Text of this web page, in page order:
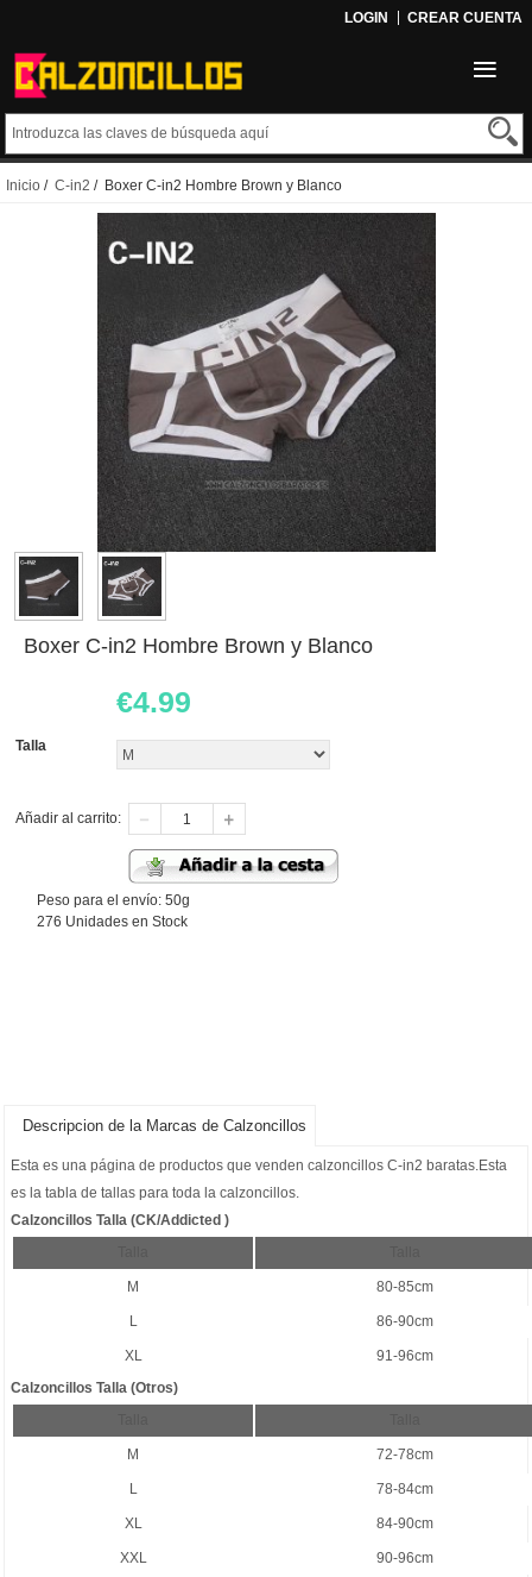
LOGIN CREAR CUENTA
Inicio / C-in2 / Boxer C-in2 Hombre Brown y Blanco
Boxer C-in2 Hombre Brown y Blanco
€4.99
Talla
Añadir al carrito:
Peso para el envío: 50g
276 Unidades en Stock
Descripcion de la Marcas de Calzoncillos
Esta es una página de productos que venden calzoncillos C-in2 baratas .Esta
es la tabla de tallas para toda la calzoncillos.
Calzoncillos Talla (CK/Addicted )
M 80-85cm
L 86-90cm
XL
91-96cm
Calzoncillos Talla (Otros)
M 72-78cm
L 78-84cm
XL 84-90cm
XXL
90-96cm